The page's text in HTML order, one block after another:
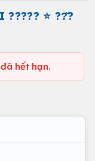
⭐️ ??̆?
hết hạn.